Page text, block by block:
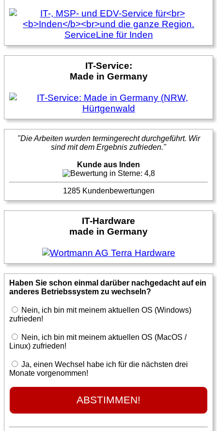
IT-Service:
Made in Germany
"Die Arbeiten wurden termingerecht durchgeführt. Wir
sind mit dem Ergebnis zufrieden."
Kunde aus Inden
1285 Kundenbewertungen
IT-Hardware
made in Germany
Haben Sie schon einmal darüber nachgedacht auf ein
anderes Betriebssystem zu wechseln?
Nein, ich bin mit meinem aktuellen OS (Windows)
zufrieden!
Nein, ich bin mit meinem aktuellen OS (MacOS /
Linux) zufrieden!
Ja, einen Wechsel habe ich für die nächsten drei
Monate vorgenommen!